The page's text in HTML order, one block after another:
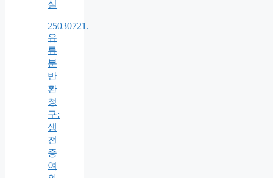
실
25030721.
유
류
분
반
환
청
구:
생
전
증
여